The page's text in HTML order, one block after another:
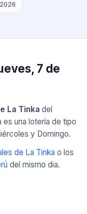
7 de
La Tinka del
una lotería de tipo
y Domingo.
de La Tinka o los
del mismo dia.